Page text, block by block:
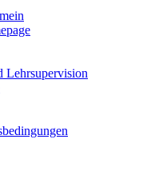
Lehrsupervision